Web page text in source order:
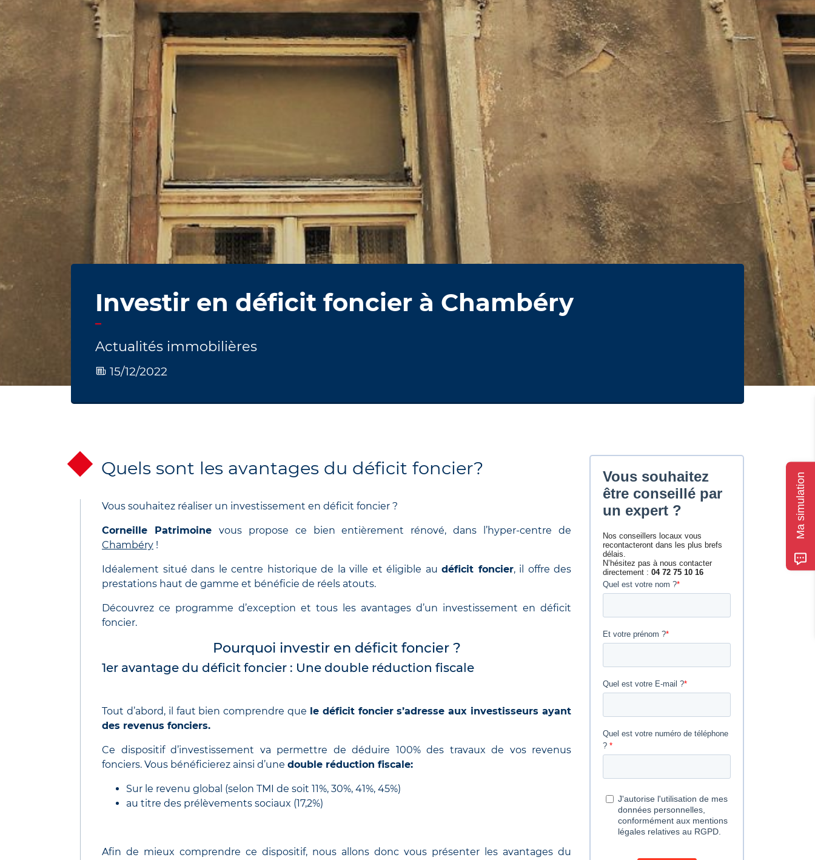
Investir en déficit foncier à Chambéry
Actualités immobilières
15/12/2022
Quels sont les avantages du déficit foncier?
Vous souhaitez réaliser un investissement en déficit foncier ?
Corneille Patrimoine vous propose ce bien entièrement rénové, dans l’hyper-centre de
Chambéry !
Idéalement situé dans le centre historique de la ville et éligible au déficit foncier, il offre des
prestations haut de gamme et bénéficie de réels atouts.
Découvrez ce programme d’exception et tous les avantages d’un investissement en déficit
foncier.
Pourquoi investir en déficit foncier ?
1er avantage du déficit foncier : Une double réduction fiscale
Tout d’abord, il faut bien comprendre que le déficit foncier s’adresse aux investisseurs ayant
des revenus fonciers.
Ce dispositif d’investissement va permettre de déduire 100% des travaux de vos revenus
fonciers. Vous bénéficierez ainsi d’une double réduction fiscale:
Sur le revenu global (selon TMI de soit 11%, 30%, 41%, 45%)
au titre des prélèvements sociaux (17,2%)
Afin de mieux comprendre ce dispositif, nous allons donc vous présenter les avantages du
Ma simulation